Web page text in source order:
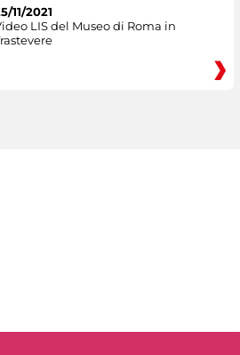
11/2021
LIS del Museo di Roma in